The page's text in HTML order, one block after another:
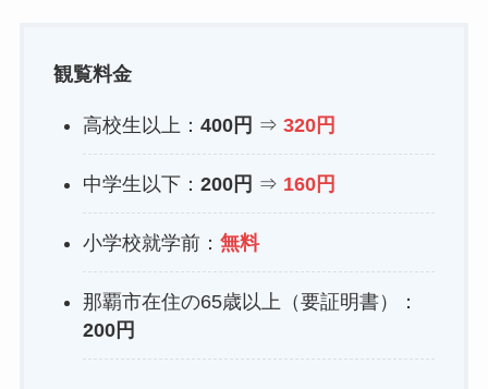
観覧料金
高校生以上： 400円 ⇒ 320円
中学生以下： 200円 ⇒ 160円
小学校就学前： 無料
那覇市在住の65歳以上（要証明書）：
200円